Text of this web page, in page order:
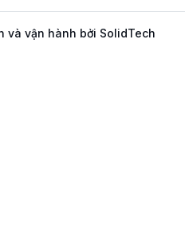
và vận hành bởi SolidTech